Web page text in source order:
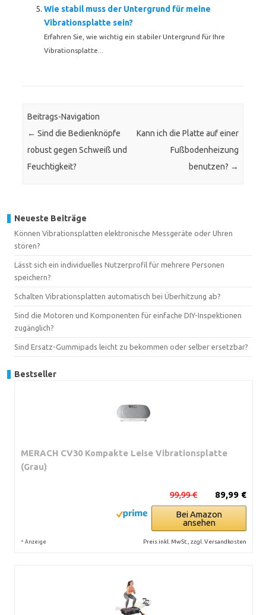
Wie stabil muss der Untergrund für meine
Vibrationsplatte sein?
Erfahren Sie, wie wichtig ein stabiler Untergrund für Ihre
Vibrationsplatte...
Beitrags-Navigation
← Sind die Bedienknöpfe
robust gegen Schweiß und
Feuchtigkeit?
Kann ich die Platte auf einer
Fußbodenheizung
benutzen? →
Neueste Beiträge
Können Vibrationsplatten elektronische Messgeräte oder Uhren
stören?
Lässt sich ein individuelles Nutzerprofil für mehrere Personen
speichern?
Schalten Vibrationsplatten automatisch bei Überhitzung ab?
Sind die Motoren und Komponenten für einfache DIY-Inspektionen
zugänglich?
Sind Ersatz-Gummipads leicht zu bekommen oder selber ersetzbar?
Bestseller
MERACH CV30 Kompakte Leise Vibrationsplatte
(Grau)
89,99 €
99,99 €
Bei Amazon
ansehen
* Anzeige Preis inkl. MwSt., zzgl. Versandkosten